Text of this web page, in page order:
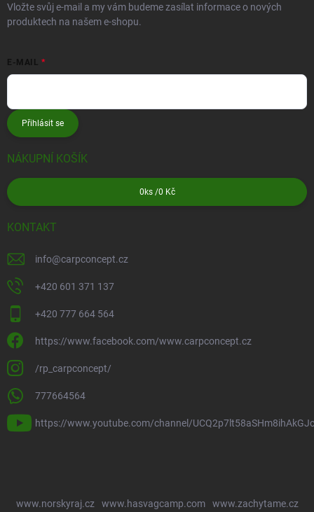
Vložte svůj e-mail a my vám budeme zasílat informace o nových
produktech na našem e-shopu.
E-MAIL
Přihlásit se
NÁKUPNÍ KOŠÍK
0ks /0 Kč
KONTAKT
info@carpconcept.cz
+420 601 371 137
+420 777 664 564
https://www.facebook.com/www.carpconcept.cz
/rp_carpconcept/
777664564
https://www.youtube.com/channel/
www.norskyraj.cz www.hasvagcamp.com www.zachytame.cz